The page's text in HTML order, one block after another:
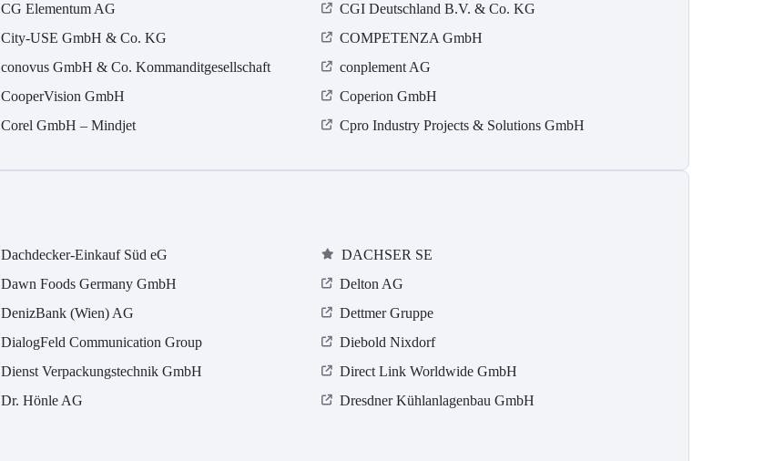
CG Elementum AG
CGI Deutschland B.V. & Co. KG
City-USE GmbH & Co. KG
COMPETENZA GmbH
conovus GmbH & Co. Kommanditgesellschaft
conplement AG
CooperVision GmbH
Coperion GmbH
Corel GmbH – Mindjet Cpro Industry Projects & Solutions GmbH
Dachdecker-Einkauf Süd eG
DACHSER SE
Dawn Foods Germany GmbH
Delton AG
DenizBank (Wien) AG
Dettmer Gruppe
DialogFeld Communication Group
Diebold Nixdorf
Dienst Verpackungstechnik GmbH
Direct Link Worldwide GmbH
Dr. Hönle AG
Dresdner Kühlanlagenbau GmbH